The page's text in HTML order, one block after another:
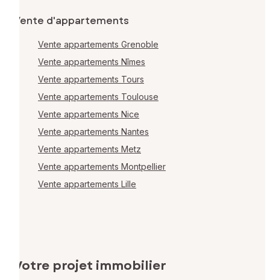
Vente d'appartements
Vente appartements Grenoble
Vente appartements Nîmes
Vente appartements Tours
Vente appartements Toulouse
Vente appartements Nice
Vente appartements Nantes
Vente appartements Metz
Vente appartements Montpellier
Vente appartements Lille
Votre projet immobilier